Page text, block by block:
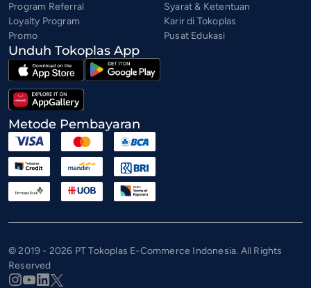
Program Referral
Loyalty Program
Promo
Syarat & Ketentuan
Karir di Tokoplas
Pusat Edukasi
Unduh Tokoplas App
Metode Pembayaran
© 2019 - 2026 PT Tokoplas E-Commerce Indonesia. All Rights
Reserved